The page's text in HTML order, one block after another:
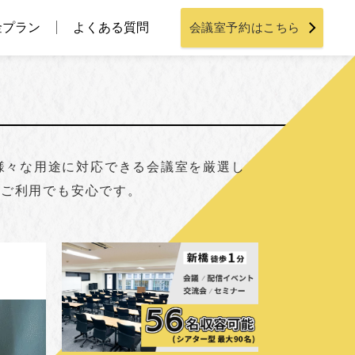
ラン よくある質問 会議室予約はこちら
な用途に対応できる会議室を厳選し
利用でも安心です。